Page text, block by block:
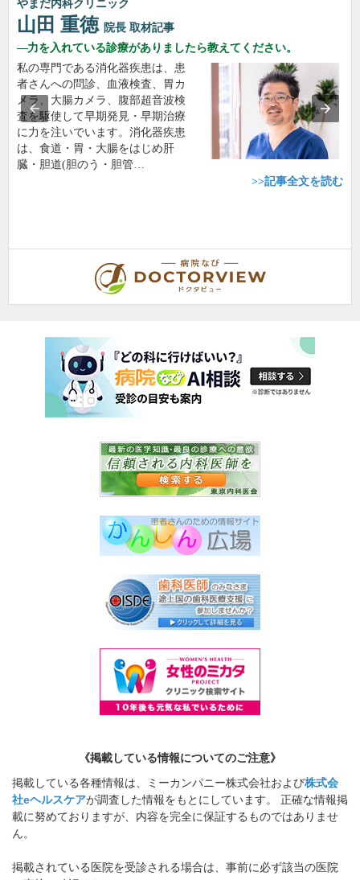
やまだ内科クリニック
山田 重徳 院長 取材記事
力を入れている診療がありましたら教えてください。
私の専門である消化器疾患は、患
者さんへの問診、血液検査、胃カ
メラ、大腸カメラ、腹部超音波検
査を駆使して早期発見・早期治療
に力を注いでいます。消化器疾患
は、食道・胃・大腸をはじめ肝
臓・胆道(胆のう・胆管…
>>記事全文を読む
《掲載している情報についてのご注意》
掲載している各種情報は、ミーカンパニー株式会社および株式会
社eヘルスケアが調査した情報をもとにしています。 正確な情報掲
載に努めておりますが、内容を完全に保証するものではありませ
ん。
掲載されている医院を受診される場合は、事前に必ず該当の医院